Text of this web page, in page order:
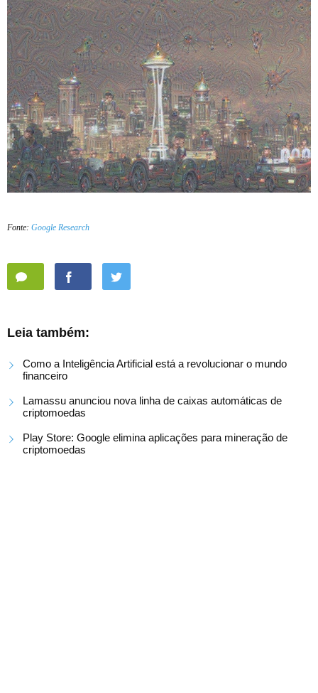
Fonte: Google Research
Leia também:
Como a Inteligência Artificial está a revolucionar o mundo
financeiro
Lamassu anunciou nova linha de caixas automáticas de
criptomoedas
Play Store: Google elimina aplicações para mineração de
criptomoedas